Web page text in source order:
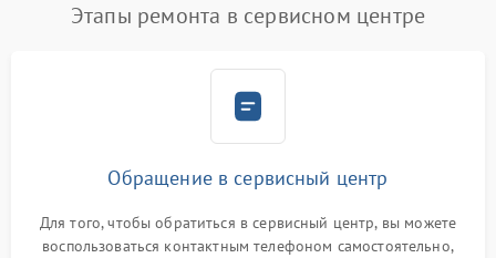
Этапы ремонта в сервисном центре
Обращение в сервисный центр
Для того, чтобы обратиться в сервисный центр, вы можете
воспользоваться контактным телефоном самостоятельно,